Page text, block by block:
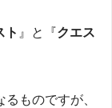
ト 』と『クエス
ものですが、